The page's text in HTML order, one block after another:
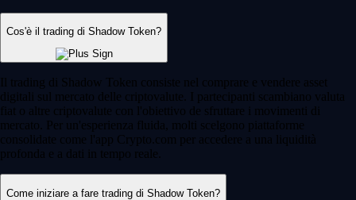
Cos'è il trading di Shadow Token?
Il trading di Shadow Token consiste nel comprare e vendere asset
digitali sul mercato delle criptovalute. I partecipanti scambiano valuta
fiat o altre criptovalute con l'obiettivo de sfruttare i movimenti di
mercato. Per un'esperienza fluida, molti scelgono piattaforme
consolidate come l'app Crypto.com per accedere a una liquidità
profonda e a dati in tempo reale.
Come iniziare a fare trading di Shadow Token?